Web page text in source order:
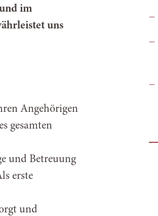
im
uns
Angehörigen
gesamten
und Betreuung
erste
und